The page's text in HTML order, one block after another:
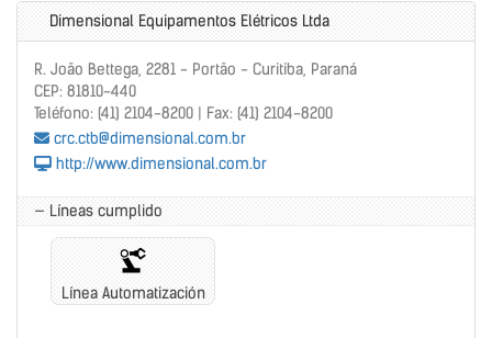
Dimensional Equipamentos Elétricos Ltda
R. João Bettega, 2281 - Portão - Curitiba, Paraná
CEP: 81810-440
Teléfono: (41) 2104-8200 | Fax: (41) 2104-8200
crc.ctb@dimensional.com.br
http://www.dimensional.com.br
— Líneas cumplido
Línea Automatización